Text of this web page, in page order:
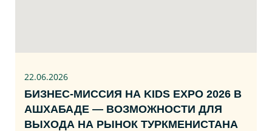
22.06.2026
БИЗНЕС‑МИССИЯ НА KIDS EXPO 2026 В
АШХАБАДЕ — ВОЗМОЖНОСТИ ДЛЯ
ВЫХОДА НА РЫНОК ТУРКМЕНИСТАНА